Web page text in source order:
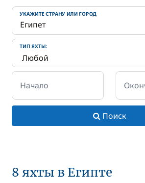
УКАЖИТЕ СТРАНУ ИЛИ ГОРОД
ТИП ЯХТЫ:
Начало
Поиск
8 яхты в Египте